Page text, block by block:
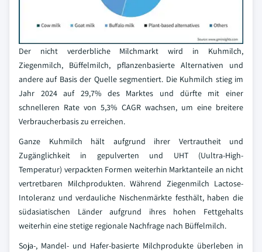
Der nicht verderbliche Milchmarkt wird in Kuhmilch,
Ziegenmilch, Büffelmilch, pflanzenbasierte Alternativen und
andere auf Basis der Quelle segmentiert. Die Kuhmilch stieg im
Jahr 2024 auf 29,7% des Marktes und dürfte mit einer
schnelleren Rate von 5,3% CAGR wachsen, um eine breitere
Verbraucherbasis zu erreichen.
Ganze Kuhmilch hält aufgrund ihrer Vertrautheit und
Zugänglichkeit in gepulverten und UHT (Uultra-High-
Temperatur) verpackten Formen weiterhin Marktanteile an nicht
vertretbaren Milchprodukten. Während Ziegenmilch Lactose-
Intoleranz und verdauliche Nischenmärkte festhält, haben die
südasiatischen Länder aufgrund ihres hohen Fettgehalts
weiterhin eine stetige regionale Nachfrage nach Büffelmilch.
Soja-, Mandel- und Hafer-basierte Milchprodukte überleben in